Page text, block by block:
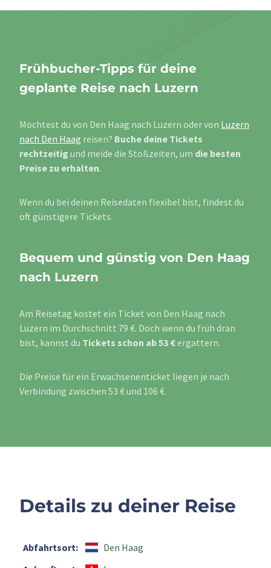
Frühbucher-Tipps für deine
geplante Reise nach Luzern
Möchtest du von Den Haag nach Luzern oder von Luzern
nach Den Haag reisen? Buche deine Tickets
rechtzeitig und meide die Stoßzeiten, um die besten
Preise zu erhalten.
Wenn du bei deinen Reisedaten flexibel bist, findest du
oft günstigere Tickets.
Bequem und günstig von Den Haag
nach Luzern
Am Reisetag kostet ein Ticket von Den Haag nach
Luzern im Durchschnitt 79 €. Doch wenn du früh dran
bist, kannst du Tickets schon ab 53 €ergattern.
Die Preise für ein Erwachsenenticket liegen je nach
Verbindung zwischen 53 € und 106 €.
Details zu deiner Reise
Abfahrtsort:
Den Haag